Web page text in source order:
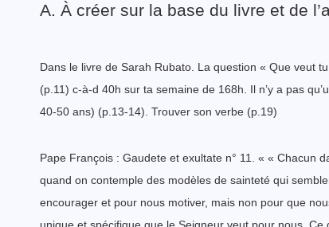
A. À créer sur la base du livre et de
Dans le livre de Sarah Rubato. La question « Que veut
(p.11) c-à-d 40h sur ta semaine de 168h. Il n’y a pas
40-50 ans) (p.13-14). Trouver son verbe (p.19)
Pape François : Gaudete et exultate n° 11. « « Chacun
quand on contemple des modèles de sainteté qui
encourager et pour nous motiver, mais non pour que